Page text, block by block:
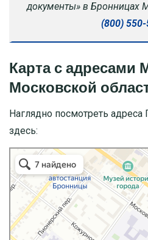
документы» в Бронницах
(800)
Карта с адресами
Московской
Наглядно посмотреть
здесь: